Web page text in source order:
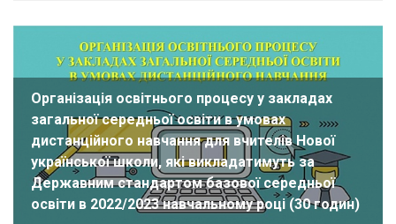
Організація освітнього процесу у закладах
загальної середньої освіти в умовах
дистанційного навчання для вчителів Нової
української школи, які викладатимуть за
Державним стандартом базової середньої
освіти в 2022/2023 навчальному році (30 годин)